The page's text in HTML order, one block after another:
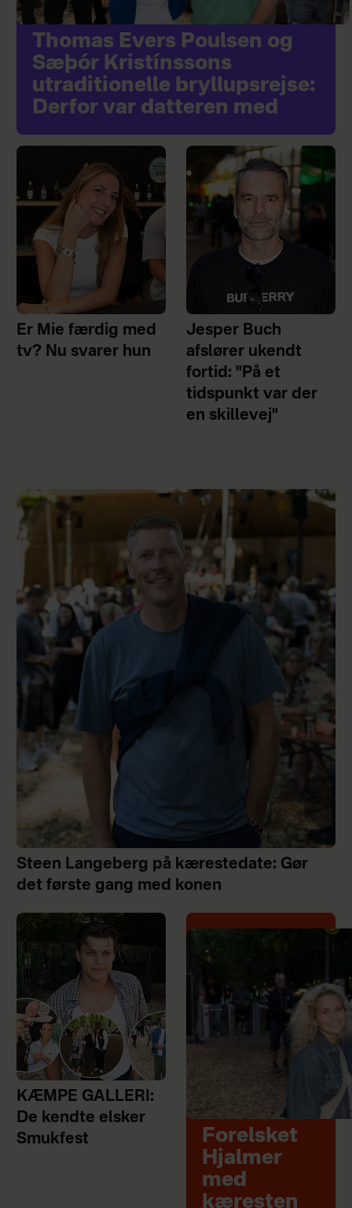
Thomas Evers Poulsen og
Sæþór Kristínssons
utraditionelle bryllupsrejse:
Derfor var datteren med
Er Mie færdig med
tv? Nu svarer hun
Jesper Buch
afslører ukendt
fortid: "På et
tidspunkt var der
en skillevej"
Steen Langeberg på kærestedate: Gør
det første gang med konen
KÆMPE GALLERI:
De kendte elsker
Smukfest
Forelsket
Hjalmer
med
kæresten